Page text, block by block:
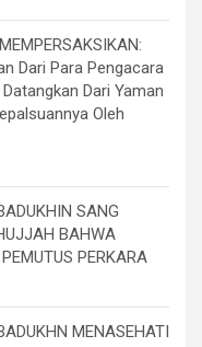
Dari Para Pengacara
Dari Yaman
Oleh
SANG
BAHWA
PERKARA
MENASEHATI